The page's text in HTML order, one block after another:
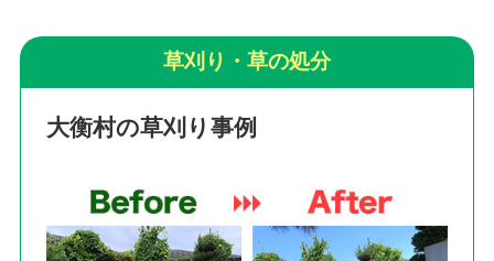
草刈り・草の処分
大衡村の草刈り事例